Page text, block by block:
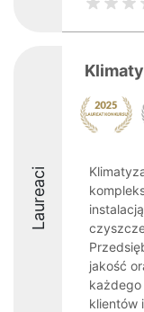
Laureaci
jakość
każdego
klientów